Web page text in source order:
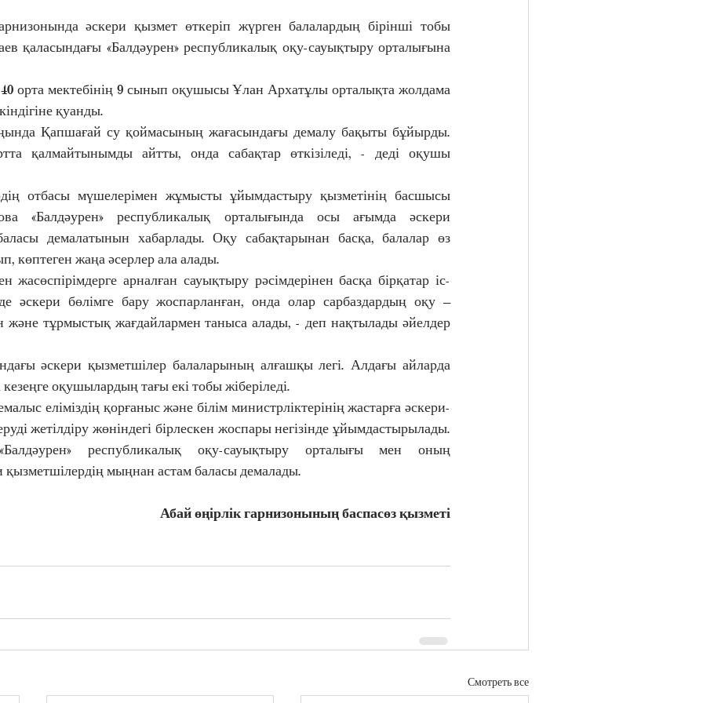
әскери қызмет өткеріп жүрген балалардың бірінші тобы
қаласындағы «Балдәурен» республикалық оқу-сауықтыру орталығына
орта мектебінің 9 сынып оқушысы Ұлан Архатұлы орталықта жолдама
қуанды.
Қапшағай су қоймасының жағасындағы демалу бақыты бұйырды.
қалмайтынымды айтты, онда сабақтар өткізіледі, - деді оқушы
отбасы мүшелерімен жұмысты ұйымдастыру қызметінің басшысы
«Балдәурен» республикалық орталығында осы ағымда әскери
демалатынын хабарлады. Оқу сабақтарынан басқа, балалар өз
көптеген жаңа әсерлер ала алады.
арналған сауықтыру рәсімдерінен басқа бірқатар іс-
әскери бөлімге бару жоспарланған, онда олар сарбаздардың оқу –
және тұрмыстық жағдайлармен таныса алады, - деп нақтылады әйелдер
әскери қызметшілер балаларының алғашқы легі. Алдағы айларда
оқушылардың тағы екі тобы жіберіледі.
еліміздің қорғаныс және білім министрліктерінің жастарға әскери-
жетілдіру жөніндегі бірлескен жоспары негізінде ұйымдастырылады.
республикалық оқу-сауықтыру орталығы мен оның
мыңнан астам баласы демалады.
Абай өңірлік гарнизонының баспасөз қызметі
Смотреть все